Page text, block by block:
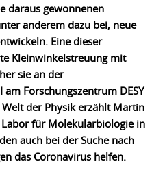
daraus gewonnenen
anderem dazu bei, neue
Eine dieser
Kleinwinkelstreuung mit
sie an der
am Forschungszentrum DESY
der Physik erzählt Martin
für Molekularbiologie in
auch bei der Suche nach
das Coronavirus helfen.